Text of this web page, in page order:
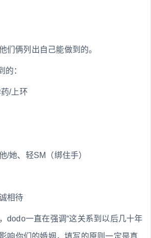
们俩列出自己能做到的。
的：
/上环
/她、轻SM（绑住手）
相待
dodo一直在强调“这关系到以后几十年